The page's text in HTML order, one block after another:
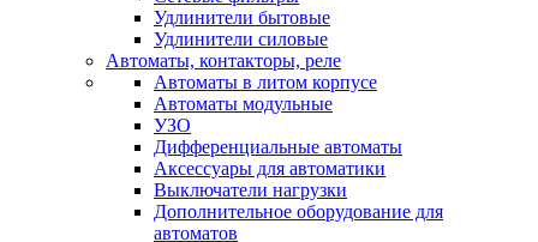
Удлинители бытовые
Удлинители силовые
Автоматы, контакторы, реле
Автоматы в литом корпусе
Автоматы модульные
УЗО
Дифференциальные автоматы
Аксессуары для автоматики
Выключатели нагрузки
Дополнительное оборудование для
автоматов